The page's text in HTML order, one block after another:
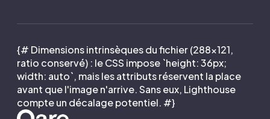
{# Dimensions intrinsèques du fichier (288×121,
ratio conservé) : le CSS impose `height: 36px;
width: auto`, mais les attributs réservent la place
avant que l'image n'arrive. Sans eux, Lighthouse
compte un décalage potentiel. #}